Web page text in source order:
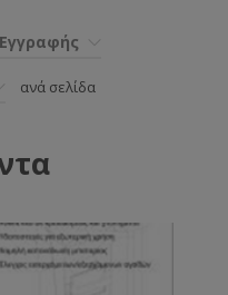
ανά σελίδα